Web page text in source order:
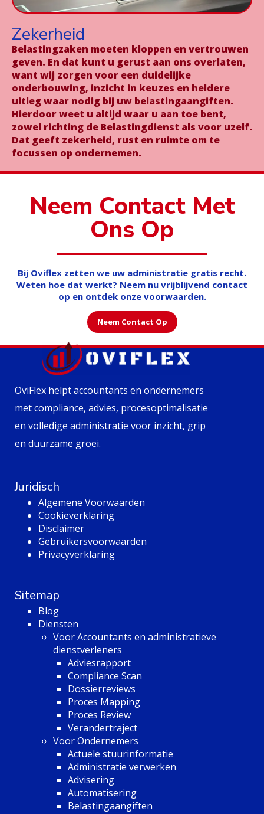
Zekerheid
Belastingzaken moeten kloppen en vertrouwen
geven. En dat kunt u gerust aan ons overlaten,
want wij zorgen voor een duidelijke
onderbouwing, inzicht in keuzes en heldere
uitleg waar nodig bij uw belastingaangiften.
Hierdoor weet u altijd waar u aan toe bent,
zowel richting de Belastingdienst als voor uzelf.
Dat geeft zekerheid, rust en ruimte om te
focussen op ondernemen.
Neem Contact Met
Ons Op
Bij Oviflex zetten we uw administratie gratis recht.
Weten hoe dat werkt? Neem nu vrijblijvend contact
op en ontdek onze voorwaarden.
Neem Contact Op
OviFlex helpt accountants en ondernemers
met compliance, advies, procesoptimalisatie
en volledige administratie voor inzicht, grip
en duurzame groei.
Juridisch
Algemene Voorwaarden
Cookieverklaring
Disclaimer
Gebruikersvoorwaarden
Privacyverklaring
Sitemap
Blog
Diensten
Voor Accountants en administratieve
dienstverleners
Adviesrapport
Compliance Scan
Dossierreviews
Proces Mapping
Proces Review
Verandertraject
Voor Ondernemers
Actuele stuurinformatie
Administratie verwerken
Advisering
Automatisering
Belastingaangiften